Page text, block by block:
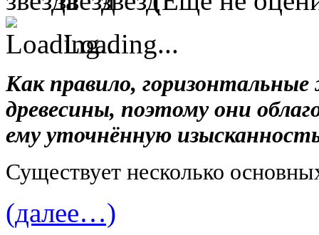
Loading...
Как правило,
древесины, поэтому они
ему уточнённую
Существует несколько
(далее…)